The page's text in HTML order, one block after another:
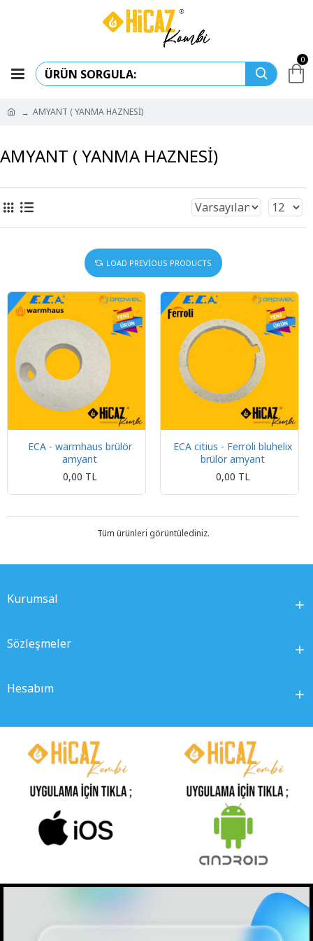
0
AMYANT ( YANMA HAZNESİ)
AMYANT ( YANMA HAZNESİ)
LOAD PREVIOUS PRODUCTS
ECA - warmhaus brülör
amyant
0,00 TL
ECA citius - Ferroli bluhelix
brülör amyant
0,00 TL
Tüm ürünleri görüntülediniz.
Kurumsal
Sözleşmeler
Hesabım